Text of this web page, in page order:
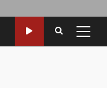
PRIMARY
MENU